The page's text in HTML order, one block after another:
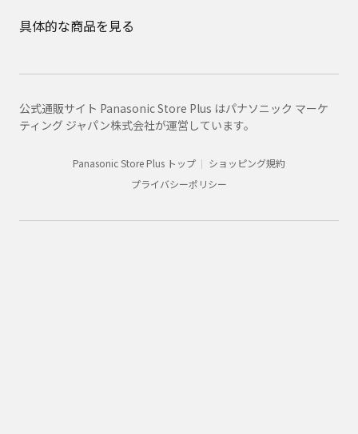
具体的な商品を見る
公式通販サイト Panasonic Store Plus はパナソニック マーケ
ティング ジャパン株式会社が運営しています。
Panasonic Store Plus トップ
ショッピング規約
プライバシーポリシー